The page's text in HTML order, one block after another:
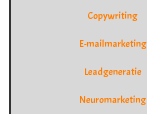
Copywriting
E-mailmarketing
Leadgeneratie
Neuromarketing